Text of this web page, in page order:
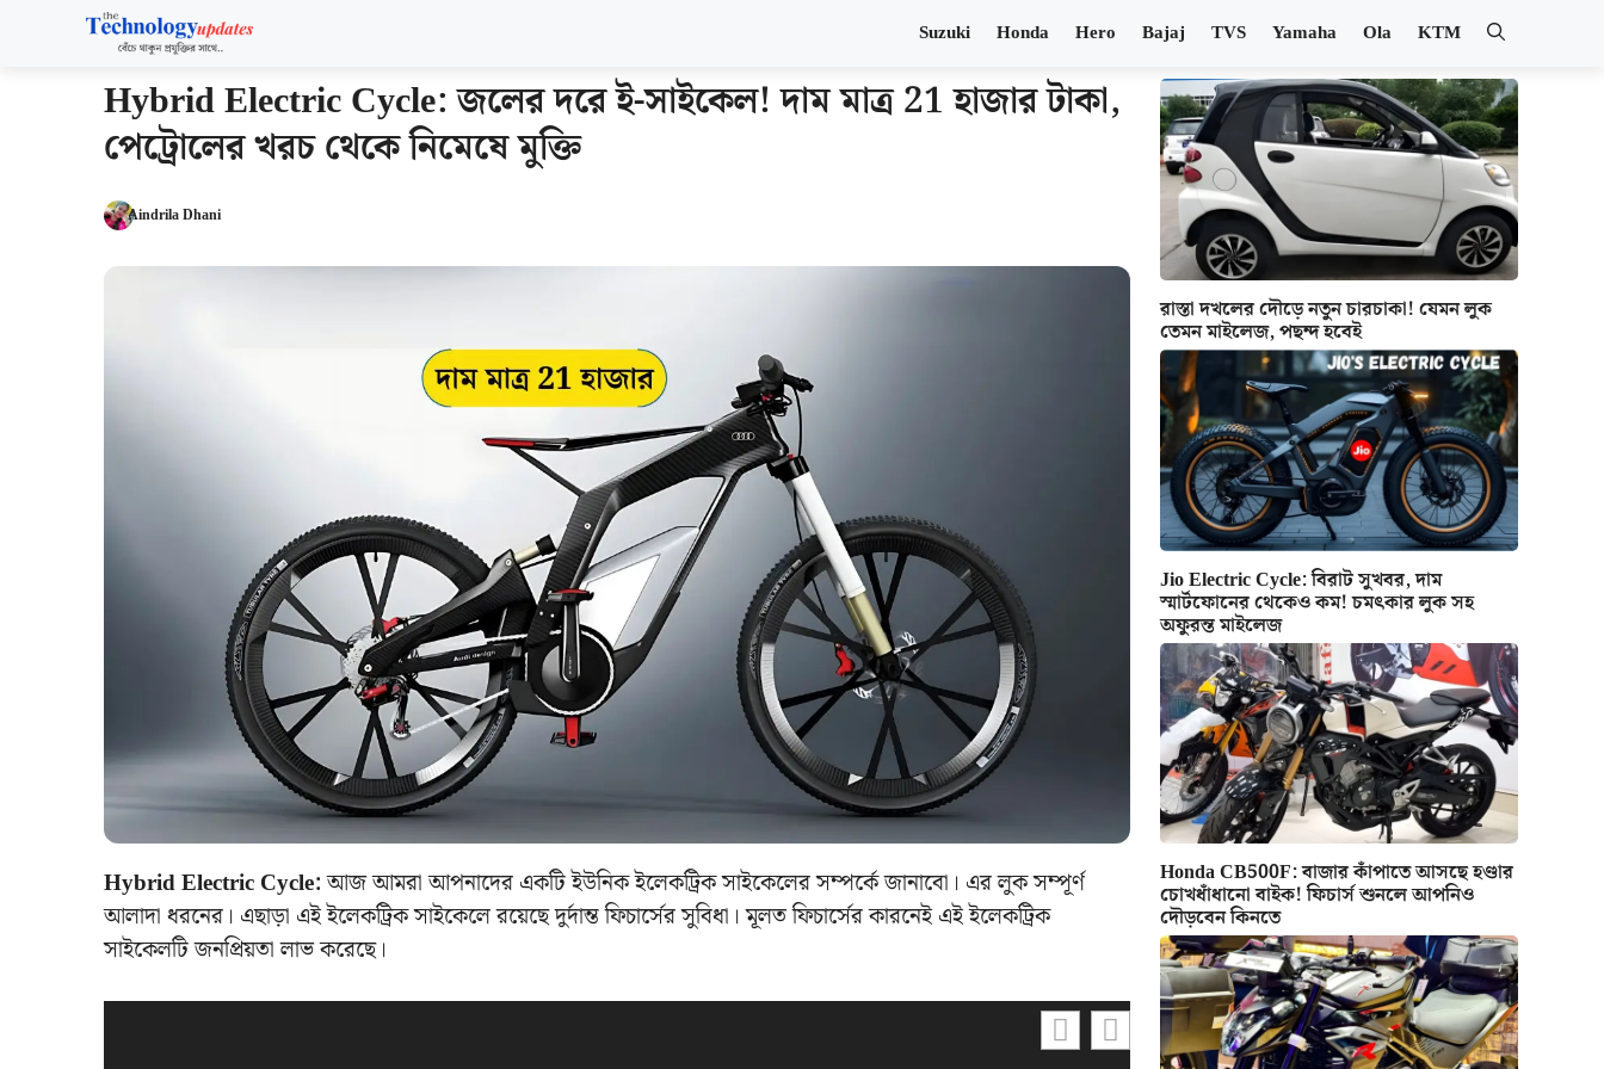
Suzuki Honda Hero Bajaj TVS Yamaha Ola KTM
Hybrid Electric Cycle: জলের দরে ই-সাইকেল! দাম মাত্র 21 হাজার টাকা,
পেট্রোলের খরচ থেকে নিমেষে মুক্তি
Aindrila Dhani
Hybrid Electric Cycle:আজ আমরা আপনাদের একটি ইউনিক ইলেকট্রিক সাইকেলের সম্পর্কে জানাবো। এর লুক সম্পূর্ণ
আলাদা ধরনের। এছাড়া এই ইলেকট্রিক সাইকেলে রয়েছে দুর্দান্ত ফিচার্সের সুবিধা। মূলত ফিচার্সের কারনেই এই ইলেকট্রিক
সাইকেলটি জনপ্রিয়তা লাভ করেছে।
রাস্তা দখলের দৌড়ে নতুন চারচাকা! যেমন লুক
তেমন মাইলেজ, পছন্দ হবেই
Jio Electric Cycle: বিরাট সুখবর, দাম
স্মার্টফোনের থেকেও কম! চমৎকার লুক সহ
অফুরন্ত মাইলেজ
Honda CB500F: বাজার কাঁপাতে আসছে হণ্ডার
চোখধাঁধানো বাইক! ফিচার্স শুনলে আপনিও
দৌড়বেন কিনতে